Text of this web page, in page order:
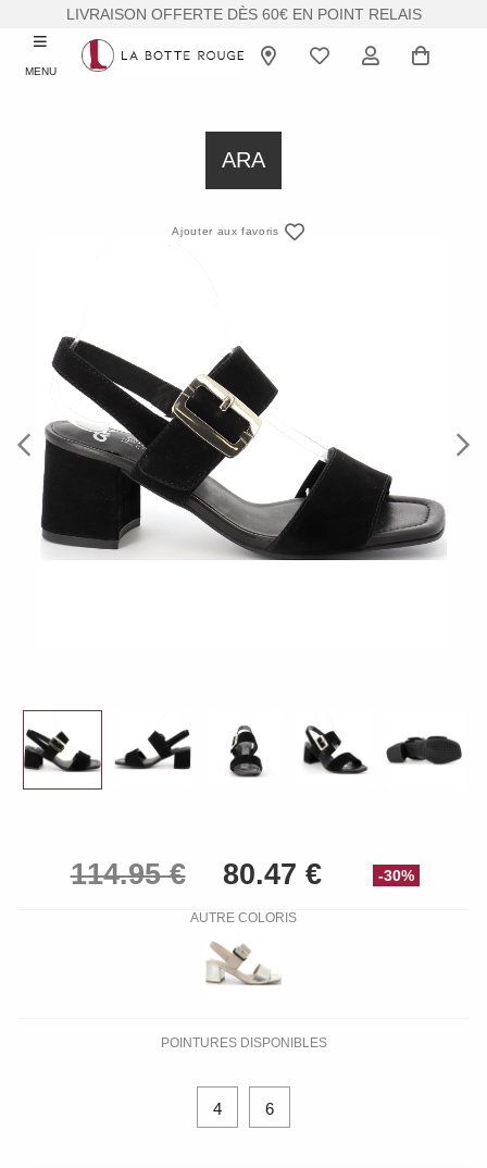
LIVRAISON OFFERTE DÈS 60€ EN POINT RELAIS
MENU
ARA
Ajouter aux favoris
Previous
-30%
AUTRE COLORIS
POINTURES DISPONIBLES
4 6